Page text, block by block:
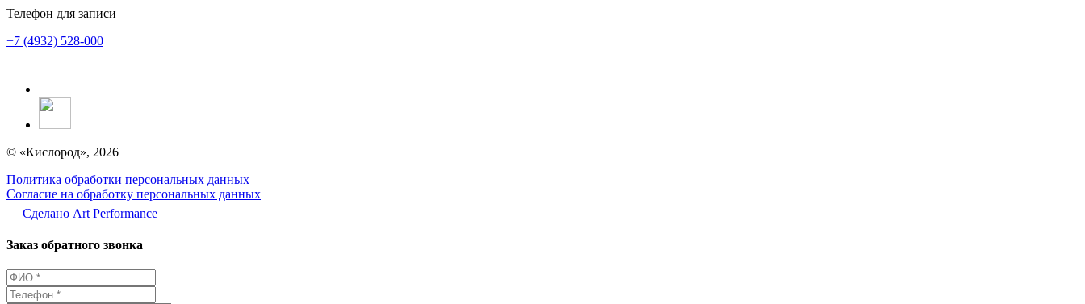
Телефон для записи
+7 (4932) 528-000
© «Кислород», 2026
Политика обработки персональных данных
Согласие на обработку персональных данных
Сделано Аrt Performance
Заказ обратного звонка